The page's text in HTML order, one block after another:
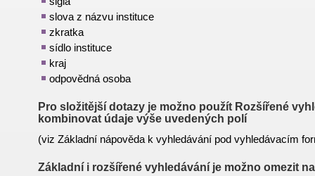
slova z názvu instituce
zkratka
sídlo instituce
kraj
odpovědná osoba
Pro složitější dotazy je možno použít Rozšířené
kombinovat údaje výše uvedených polí
(viz Základní nápověda k vyhledávání pod vyhledávacím
Základní i rozšířené vyhledávání je možno omezit